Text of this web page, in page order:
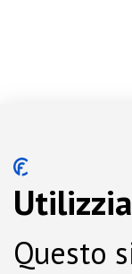
Questo